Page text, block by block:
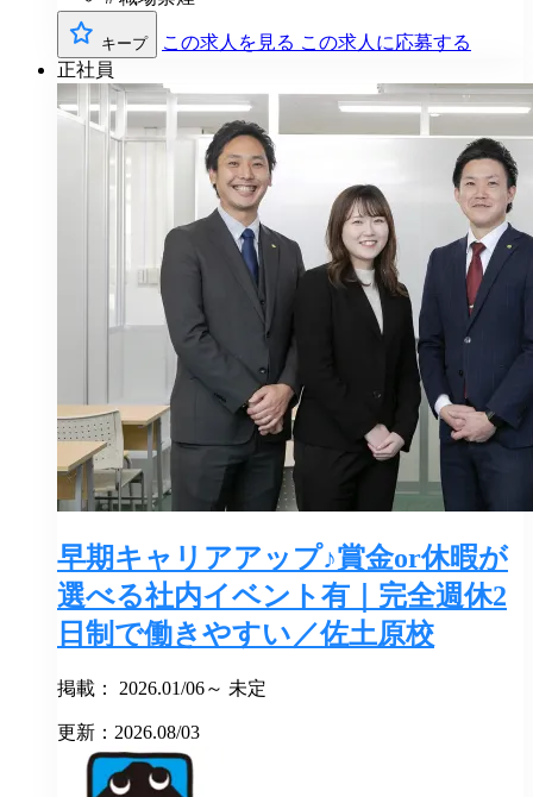
キープ この求人を見る この求人に応募する
正社員
早期キャリアアップ♪賞金or休暇が
選べる社内イベント有｜完全週休2
日制で働きやすい／佐土原校
掲載： 2026.01/06～ 未定
更新：2026.08/03